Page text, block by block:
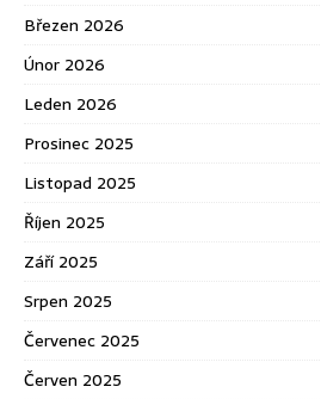
Březen 2026
Únor 2026
Leden 2026
Prosinec 2025
Listopad 2025
Říjen 2025
Září 2025
Srpen 2025
Červenec 2025
Červen 2025